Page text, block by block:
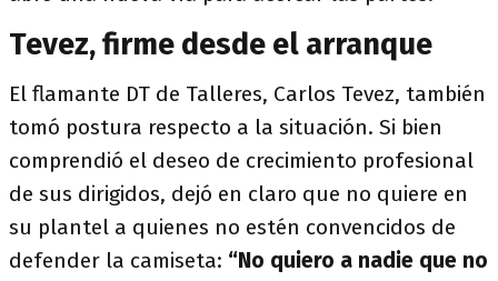
Tevez, firme desde el arranque
El flamante DT de Talleres, Carlos Tevez, también
tomó postura respecto a la situación. Si bien
comprendió el deseo de crecimiento profesional
de sus dirigidos, dejó en claro que no quiere en
su plantel a quienes no estén convencidos de
defender la camiseta: “No quiero a nadie que no